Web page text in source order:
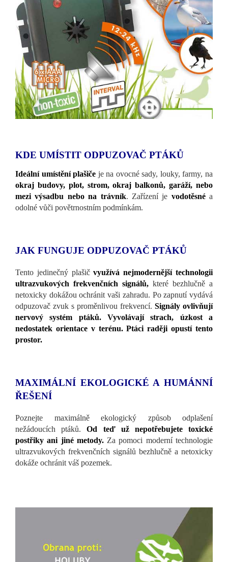
KDE UMÍSTIT ODPUZOVAČ PTÁKŮ
Ideální umístění plašiče je na ovocné sady, louky, farmy, na
okraj budovy, plot, strom, okraj balkonů, garáží, nebo
mezi výsadbu nebo na trávník. Zařízení je vodotěsné a
odolné vůči povětrnostním podmínkám.
JAK FUNGUJE ODPUZOVAČ PTÁKŮ
Tento jedinečný plašičvyužívá nejmodernější technologii
ultrazvukových frekvenčních signálů, které bezhlučně a
netoxicky dokážou ochránit vaši zahradu. Po zapnutí vydává
odpuzovač zvuk s proměnlivou frekvencí. Signály ovlivňují
nervový systém ptáků. Vyvolávají strach, úzkost a
nedostatek orientace v terénu. Ptáci raději opustí tento
prostor.
MAXIMÁLNÍ EKOLOGICKÉ A HUMÁNNÍ
ŘEŠENÍ
Poznejte maximálně ekologický způsob odplašení
nežádoucích ptáků.Od teď už nepotřebujete toxické
postřiky ani jiné metody.Za pomoci moderní technologie
ultrazvukových frekvenčních signálů bezhlučně a netoxicky
dokáže ochránit váš pozemek.